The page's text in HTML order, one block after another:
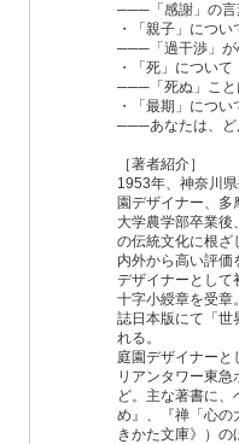
───「感謝」の言
・「親子」につい
───「過干渉」が
・「死」について
───「死ぬ」こと
・「最期」につい
───あなたは、ど
［著者紹介］
1953年、神奈川
園デザイナー、多
大学農学部卒業後
の伝統文化に根ざ
内外から高い評価
デザイナーとして
十字小綬章を受章
誌日本版にて「世
れる。
庭園デザイナーと
リアンタワー東
ど。主な著書に
め』、『禅「心の
きかた文庫》）